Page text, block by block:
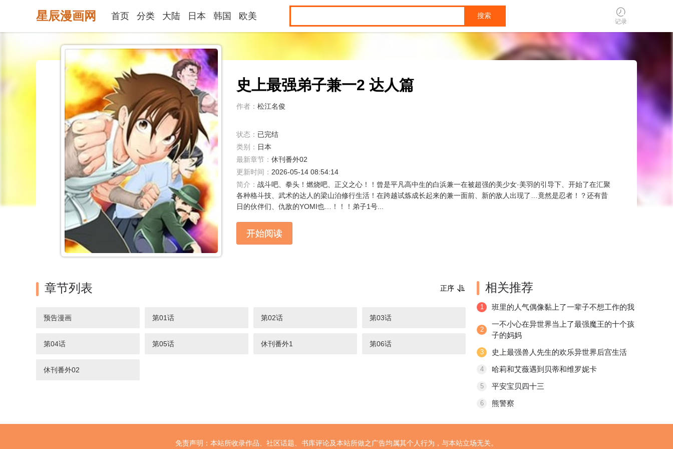
星辰漫画网 首页 分类 大陆 日本 韩国 欧美 搜索
记录
史上最强弟子兼一2 达人篇
作者： 松江名俊
状态： 已完结
类别： 日本
最新章节： 休刊番外02
更新时间： 2026-05-14 08:54:14
简介： 战斗吧、拳头！燃烧吧、正义之心！！曾是平凡高中生的白浜兼一在被超强的美少女·美羽的引导下、开始了在汇聚
各种格斗技、武术的达人的梁山泊修行生活！在跨越试炼成长起来的兼一面前、新的敌人出现了…竟然是忍者！？还有昔
日的伙伴们、仇敌的YOMI也…！！！弟子1号...
开始阅读
章节列表 正序
预告漫画 第01话 第02话 第03话
第04话 第05话 休刊番外1 第06话
休刊番外02
相关推荐
1 班里的人气偶像黏上了一辈子不想工作的我
2
一不小心在异世界当上了最强魔王的十个孩
子的妈妈
3 史上最强兽人先生的欢乐异世界后宫生活
4 哈莉和艾薇遇到贝蒂和维罗妮卡
5 平安宝贝四十三
6 熊警察
免责声明：本站所收录作品、社区话题、书库评论及本站所做之广告均属其个人行为，与本站立场无关。